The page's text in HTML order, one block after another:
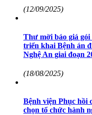
(12/09/2025)
Thư mời báo giá gói
triển khai Bệnh án
Nghệ An giai đoạn
(18/08/2025)
Bệnh viện Phục hồi
chọn tổ chức hành